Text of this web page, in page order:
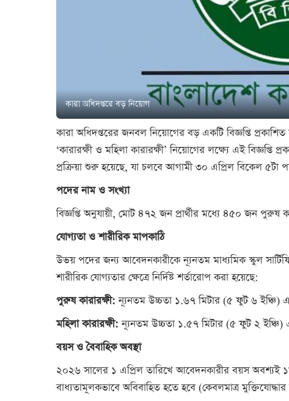
কারা অধিদপ্তরে বড় নিয়োগ
কারা অধিদপ্তরের জনবল নিয়োগের বড় একটি বিজ্ঞপ্তি
‘কারারক্ষী ও মহিলা কারারক্ষী’ নিয়োগের লক্ষ্যে এই
প্রক্রিয়া শুরু হয়েছে, যা চলবে আগামী ৩০ এপ্রিল বিকেল ৫টা
পদের নাম ও সংখ্যা
বিজ্ঞপ্তি অনুযায়ী, মোট ৪৭২ জন প্রার্থীর মধ্যে ৪৫০ জন পুরুষ
যোগ্যতা ও শারীরিক মাপকাঠি
উভয় পদের জন্য আবেদনকারীকে ন্যূনতম মাধ্যমিক স্কুল
শারীরিক যোগ্যতার ক্ষেত্রে নির্দিষ্ট শর্তারোপ করা হয়েছে:
পুরুষ কারারক্ষী: ন্যূনতম উচ্চতা ১.৬৭ মিটার (৫ ফুট ৬ ইঞ্চি)
মহিলা কারারক্ষী: ন্যূনতম উচ্চতা ১.৫৭ মিটার (৫ ফুট ২ ইঞ্চি)
বয়স ও বৈবাহিক অবস্থা
২০২৬ সালের ১ এপ্রিল তারিখে আবেদনকারীর বয়স অবশ্যই
বাধ্যতামূলকভাবে অবিবাহিত হতে হবে (কেবলমাত্র